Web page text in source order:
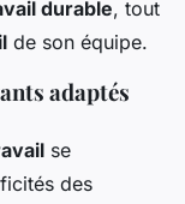
durable, tout
de son équipe.
adaptés
se
des